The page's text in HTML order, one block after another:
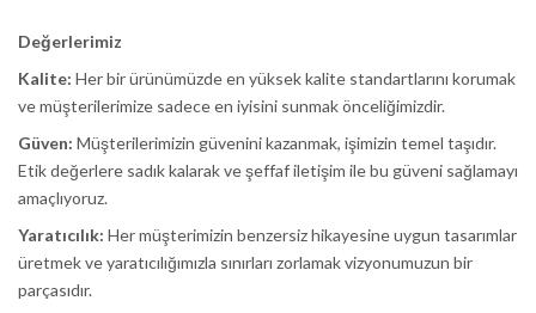
Değerlerimiz
Kalite: Her bir ürünümüzde en yüksek kalite standartlarını korumak
ve müşterilerimize sadece en iyisini sunmak önceliğimizdir.
Güven: Müşterilerimizin güvenini kazanmak, işimizin temel taşıdır.
Etik değerlere sadık kalarak ve şeffaf iletişim ile bu güveni sağlamayı
amaçlıyoruz.
Yaratıcılık: Her müşterimizin benzersiz hikayesine uygun tasarımlar
üretmek ve yaratıcılığımızla sınırları zorlamak vizyonumuzun bir
parçasıdır.